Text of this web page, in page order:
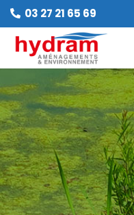
03 27 21 65 69